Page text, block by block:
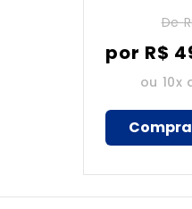
De
por R$
ou 10x